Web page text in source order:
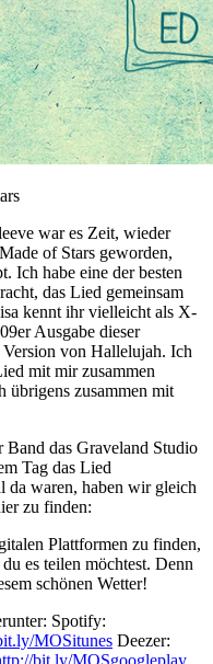
war es Zeit, wieder
of Stars geworden,
Ich habe eine der besten
das Lied gemeinsam
kennt ihr vielleicht als X-
Ausgabe dieser
von Hallelujah. Ich
mit mir zusammen
übrigens zusammen mit
das Graveland Studio
Tag das Lied
da waren, haben wir gleich
zu finden:
Plattformen zu finden,
es teilen möchtest. Denn
schönen Wetter!
Spotify:
MOSitunes Deezer:
bit.ly/MOSgoogleplay